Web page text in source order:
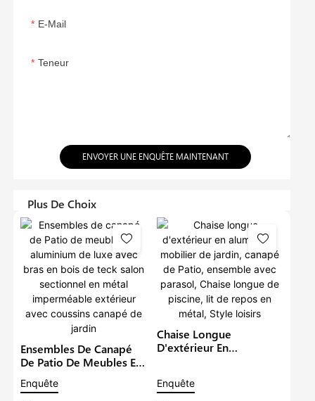
E-Mail
Teneur
ENVOYER UNE ENQUÊTE MAINTENANT
Plus De Choix
Ensembles De Canapé
De Patio De Meubles En
Aluminium De Luxe Avec
Bras En Bois De Teck
Enquête
Chaise Longue
D'extérieur En
Ensemble Avec Parasol,
Enquête